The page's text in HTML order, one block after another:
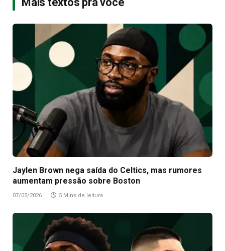
Jaylen Brown nega saída do Celtics, mas rumores
aumentam pressão sobre Boston
07/05/2026 5 Mins de leitura